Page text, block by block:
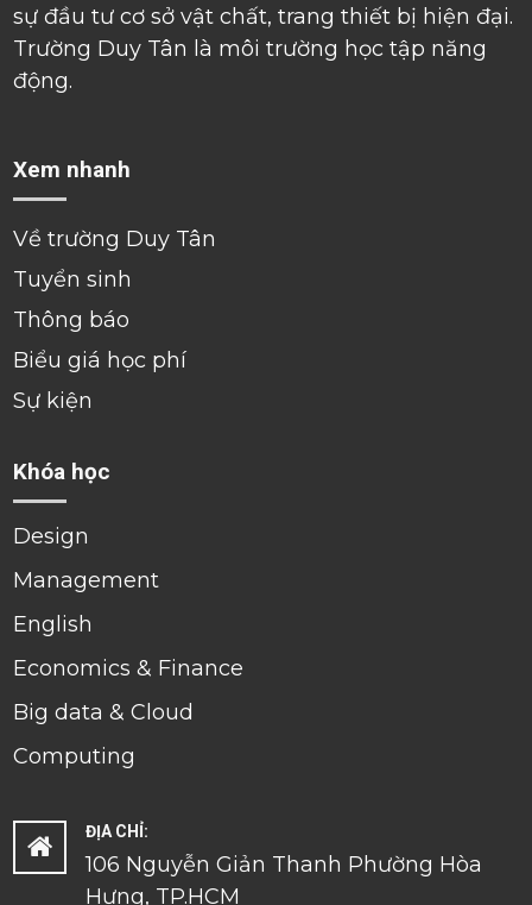
sự đầu tư cơ sở vật chất, trang thiết bị hiện đại.
Trường Duy Tân là môi trường học tập năng
động.
Xem nhanh
Về trường Duy Tân
Tuyển sinh
Thông báo
Biểu giá học phí
Sự kiện
Khóa học
Design
Management
English
Economics & Finance
Big data & Cloud
Computing
ĐỊA CHỈ:
106 Nguyễn Giản Thanh Phường Hòa
Hưng, TP.HCM